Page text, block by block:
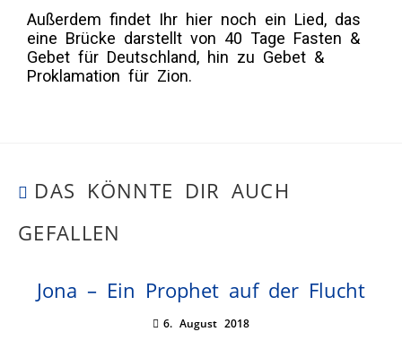
Außerdem findet Ihr hier noch ein Lied, das
eine Brücke darstellt von 40 Tage Fasten &
Gebet für Deutschland, hin zu Gebet &
Proklamation für Zion.
DAS KÖNNTE DIR AUCH
GEFALLEN
Jona – Ein Prophet auf der Flucht
6. August 2018